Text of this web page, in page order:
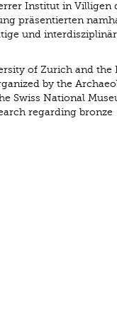
Institut in Villigen
präsentierten
und
of Zurich and the
by the
Swiss National
regarding bronze